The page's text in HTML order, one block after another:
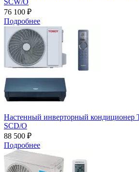
76 100 ₽
Подробнее
Настенный инверторный кондиционер
SCD/O
88 500 ₽
Подробнее